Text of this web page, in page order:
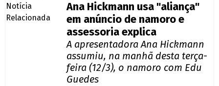
Ana Hickmann usa "aliança"
em anúncio de namoro e
assessoria explica
A apresentadora Ana Hickmann
assumiu, na manhã desta terça-
feira (12/3), o namoro com Edu
Guedes